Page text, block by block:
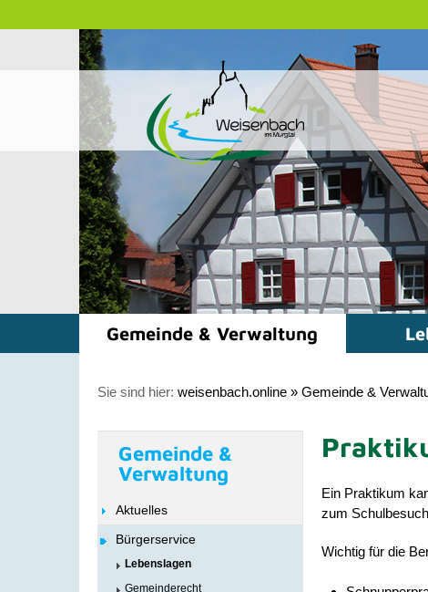
Gemeinde & Verwaltung
Sie sind hier: weisenbach.online » Gemeinde &
Gemeinde &
Verwaltung
Aktuelles
Bürgerservice
Lebenslagen
Gemeinderecht
Ein Praktikum
zum
Wichtig für die